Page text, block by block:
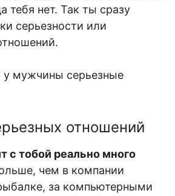
тебя нет. Так ты сразу
серьезности или
отношений
с тобой реально много
чем в компании
за компьютерными